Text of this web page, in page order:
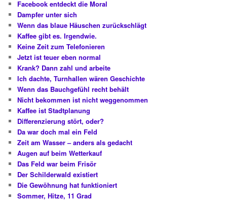
Facebook entdeckt die Moral
Dampfer unter sich
Wenn das blaue Häuschen zurückschlägt
Kaffee gibt es. Irgendwie.
Keine Zeit zum Telefonieren
Jetzt ist teuer eben normal
Krank? Dann zahl und arbeite
Ich dachte, Turnhallen wären Geschichte
Wenn das Bauchgefühl recht behält
Nicht bekommen ist nicht weggenommen
Kaffee ist Stadtplanung
Differenzierung stört, oder?
Da war doch mal ein Feld
Zeit am Wasser – anders als gedacht
Augen auf beim Wetterkauf
Das Feld war beim Frisör
Der Schilderwald existiert
Die Gewöhnung hat funktioniert
Sommer, Hitze, 11 Grad